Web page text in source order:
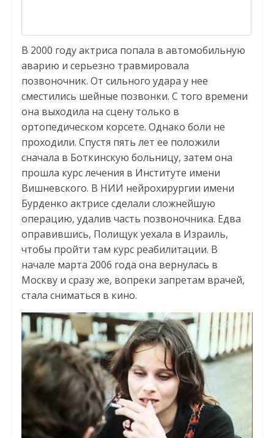
В 2000 году актриса попала в автомобильную
аварию и серьезно травмировала
позвоночник. От сильного удара у нее
сместились шейные позвонки. С того времени
она выходила на сцену только в
ортопедическом корсете. Однако боли не
проходили. Спустя пять лет ее положили
сначала в Боткинскую больницу, затем она
прошла курс лечения в Институте имени
Вишневского. В НИИ нейрохирургии имени
Бурденко актрисе сделали сложнейшую
операцию, удалив часть позвоночника. Едва
оправившись, Полищук уехала в Израиль,
чтобы пройти там курс реабилитации. В
начале марта 2006 года она вернулась в
Москву и сразу же, вопреки запретам врачей,
стала сниматься в кино.